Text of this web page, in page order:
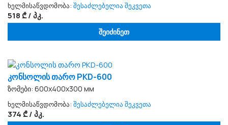
ხელმისაწვდომობა: შესაძლებელია შეკვეთა
518 ₾ / პკ.
შეიძინეთ
კონსოლის თარო PKD-600
ზომები: 600х400х300 мм
ხელმისაწვდომობა: შესაძლებელია შეკვეთა
374 ₾ / პკ.